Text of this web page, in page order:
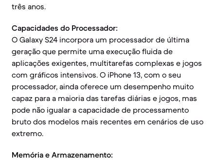
três anos.
Capacidades do Processador:
O Galaxy S24 incorpora um processador de última
geração que permite uma execução fluida de
aplicações exigentes, multitarefas complexas e jogos
com gráficos intensivos. O iPhone 13, com o seu
processador, ainda oferece um desempenho muito
capaz para a maioria das tarefas diárias e jogos, mas
pode não igualar a capacidade de processamento
bruto dos modelos mais recentes em cenários de uso
extremo.
Memória e Armazenamento: